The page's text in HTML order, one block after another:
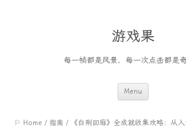
游戏果
每一帧都是风景，每一次点击都是奇
Menu
content
⚐ Home / 指南 / 《白荆回廊》全成就收集攻略：从